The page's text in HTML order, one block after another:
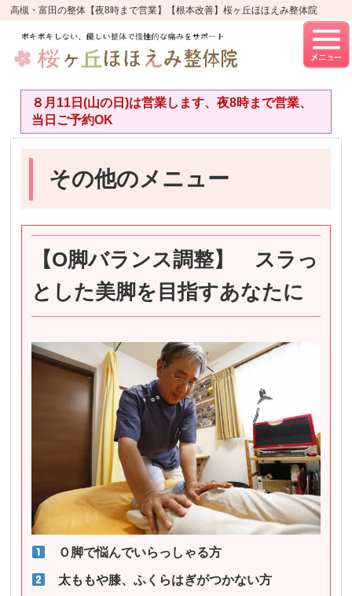
高槻・富田の整体【夜8時まで営業】【根本改善】桜ヶ丘ほほえみ整体院
８月11日(山の日)は営業します、夜8時まで営業、
当日ご予約OK
その他のメニュー
【O脚バランス調整】 スラっ
とした美脚を目指すあなたに
Ｏ脚で悩んでいらっしゃる方
太ももや膝、ふくらはぎがつかない方